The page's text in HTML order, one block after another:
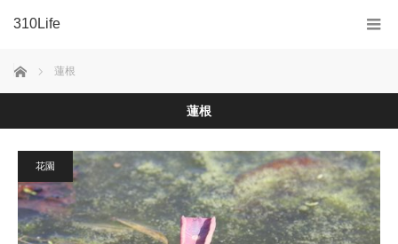
310Life
ホーム 蓮根
蓮根
花園